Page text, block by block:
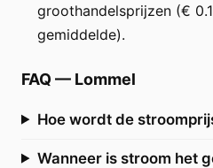
groothandelsprijzen (€
gemiddelde).
FAQ — Lommel
Hoe wordt de
Wanneer is stroom het